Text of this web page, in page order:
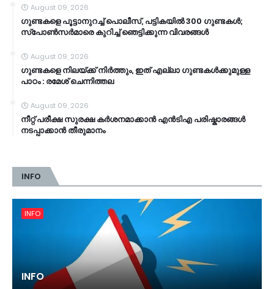
August 09, 2026
ഗുണ്ടകളെ പൂട്ടാനുറച്ച് പൊലീസ്, പട്ടികയിൽ 300 ഗുണ്ടകൾ;
സ്‌പോൺസർമാരെ കുറിച്ച് ഞെട്ടിക്കുന്ന വിവരങ്ങൾ
August 09, 2026
ഗുണ്ടകളെ നിലയ്ക്ക് നിർത്തും, ഇത് എല്ലാ ഗുണ്ടകൾക്കുമുള്ള
പാഠം : രമേശ് ചെന്നിത്തല
August 09, 2026
നീറ്റ് പരീക്ഷ സുരക്ഷ കർശനമാക്കാൻ എൻടിഎ പരിഷ്കാരങ്ങൾ
നടപ്പാക്കാൻ തീരുമാനം
INFO
INFO
INFO